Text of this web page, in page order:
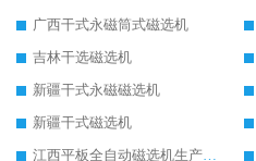
广西干式永磁筒式磁选机
吉林干选磁选机
新疆干式永磁磁选机
新疆干式磁选机
江西平板全自动磁选机生产厂家